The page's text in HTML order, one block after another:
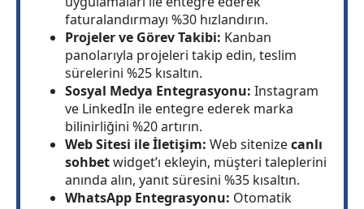
faturalandırmayı %30 hızlandırın.
Projeler ve Görev Takibi: Kanban
panolarıyla projeleri takip edin, teslim
sürelerini %25 kısaltın.
Sosyal Medya Entegrasyonu: Instagram
ve LinkedIn ile entegre ederek marka
bilinirliğini %20 artırın.
Web Sitesi ile İletişim: Web sitenizecanlı
sohbetwidget’ı ekleyin, müşteri taleplerini
anında alın, yanıt süresini %35 kısaltın.
WhatsApp Entegrasyonu: Otomatik